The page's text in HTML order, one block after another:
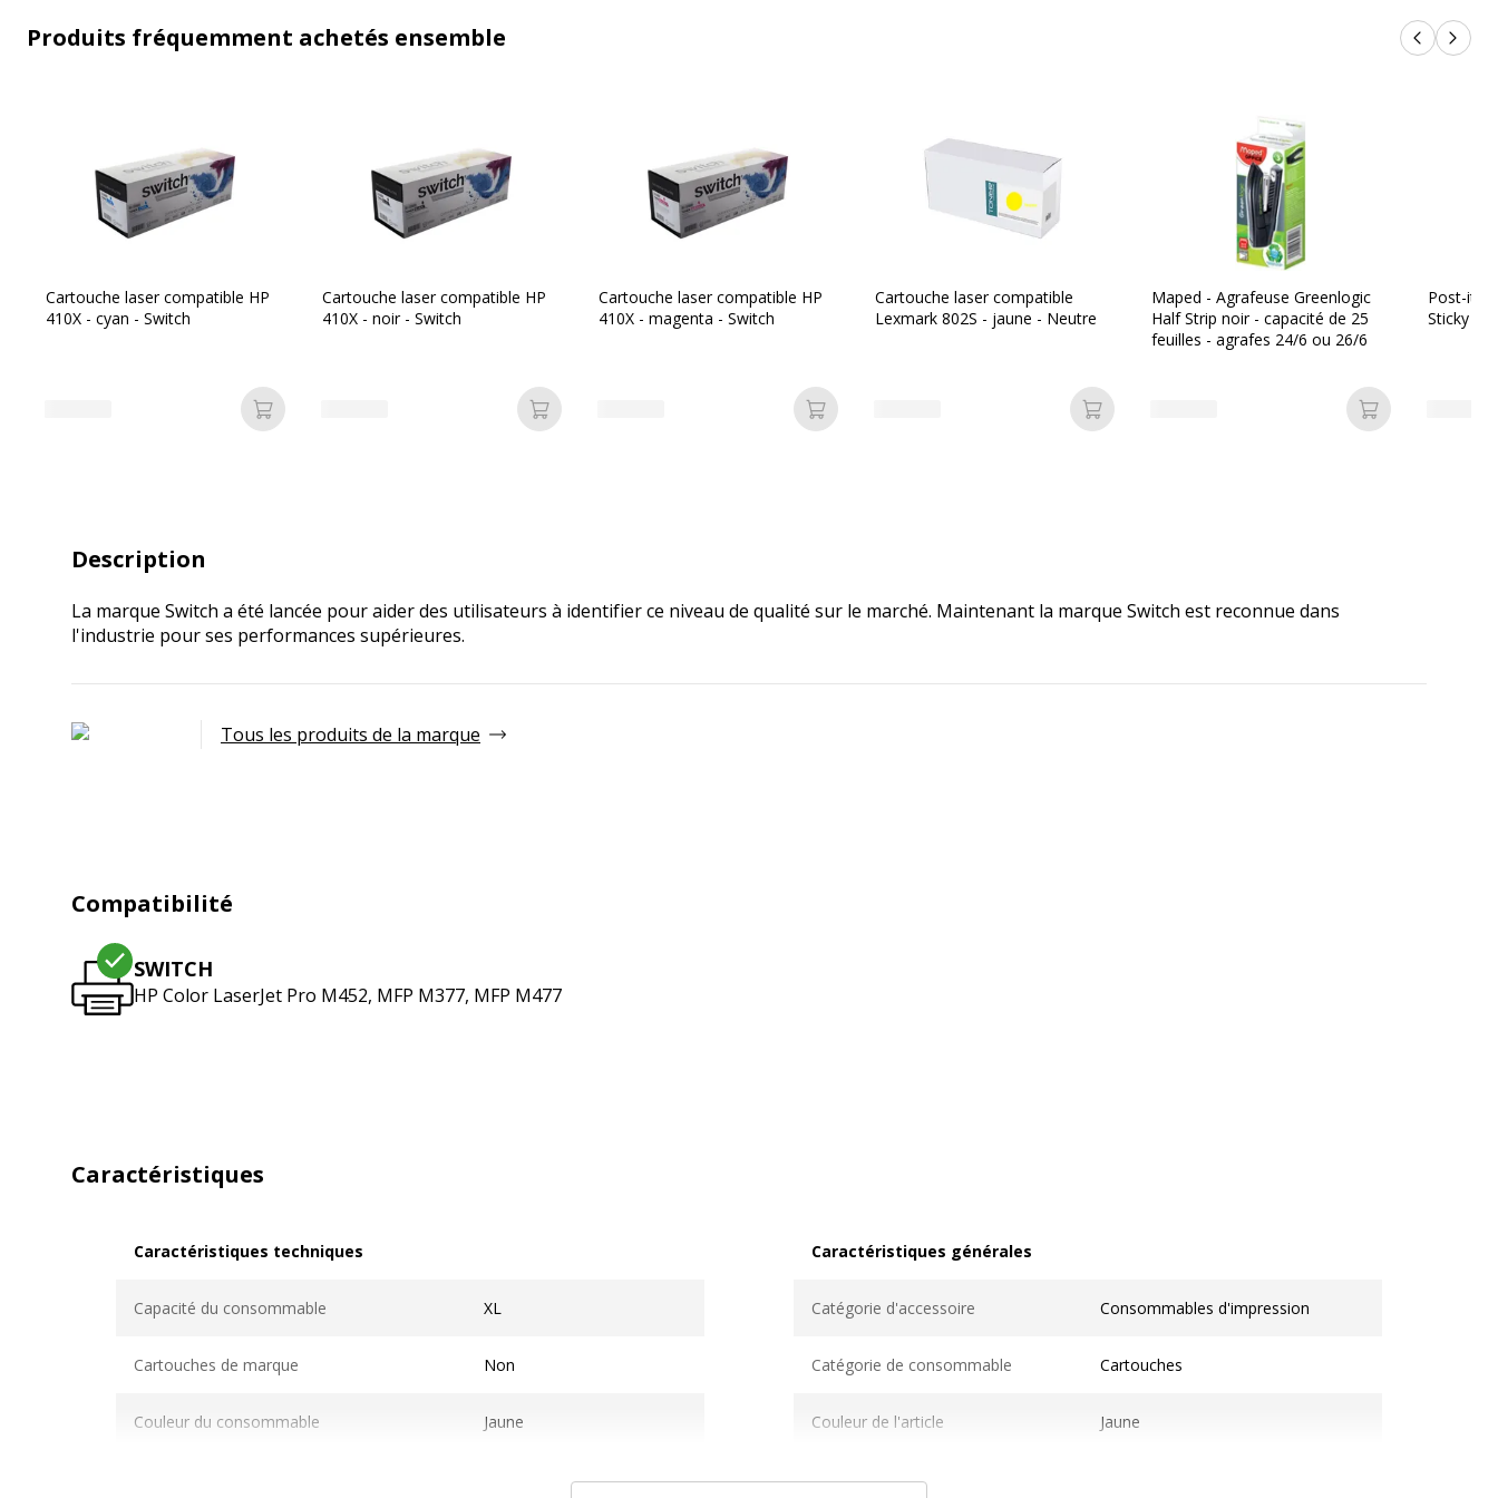
Produits fréquemment achetés ensemble Produits
Cartouche laser compatible HP
410X - cyan - Switch
Ajouter au panier
Cartouche laser compatible HP
410X - noir - Switch
Ajouter au panier
Cartouche laser compatible HP
410X - magenta - Switch
Ajouter au panier
Cartouche laser compatible
Lexmark 802S - jaune - Neutre
Ajouter au panier
Maped - Agrafeuse Greenlogic
Half Strip noir - capacité de 25
feuilles - agrafes 24/6 ou 26/6
Ajouter au
Post-it -
Sticky -
Description
La marque Switch a été lancée pour aider des utilisateurs à identifier ce niveau de qualité sur le marché. Maintenant la marque Switch est reconnue dans
l'industrie pour ses performances supérieures.
Tous les produits de la marque
Compatibilité
SWITCH
HP Color LaserJet Pro M452, MFP M377, MFP M477
Caractéristiques
Caractéristiques techniques
Capacité du consommable XL
Cartouches de marque Non
Couleur du consommable Jaune
Caractéristiques générales
Catégorie d'accessoire Consommables d'impression
Catégorie de consommable Cartouches
Couleur de l'article Jaune
Type de cartouche